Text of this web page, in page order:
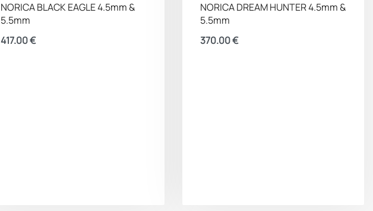
NORICA BLACK EAGLE 4.5mm &
5.5mm
417.00€
NORICA DREAM HUNTER 4.5mm &
5.5mm
370.00€